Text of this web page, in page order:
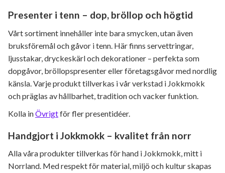
Presenter i tenn – dop, bröllop och högtid
Vårt sortiment innehåller inte bara smycken, utan även
bruksföremål och gåvor i tenn. Här finns servettringar,
ljusstakar, dryckeskärl och dekorationer – perfekta som
dopgåvor, bröllopspresenter eller företagsgåvor med nordlig
känsla. Varje produkt tillverkas i vår verkstad i Jokkmokk
och präglas av hållbarhet, tradition och vacker funktion.
Kolla inÖvrigtför fler presentidéer.
Handgjort i Jokkmokk – kvalitet från norr
Alla våra produkter tillverkas för hand i Jokkmokk, mitt i
Norrland. Med respekt för material, miljö och kultur skapas